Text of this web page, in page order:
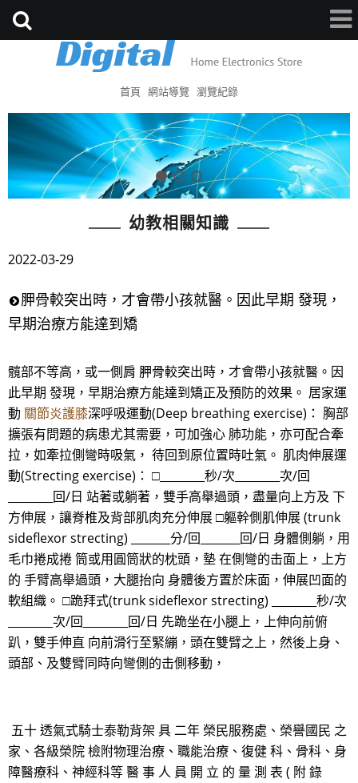
首頁 網站導覽 瀏覽紀錄
幼教相關知識
2022-03-29
胛骨較突出時，才會帶小孩就醫。因此早期 發現，
早期治療方能達到矯
髖部不等高，或一側肩 胛骨較突出時，才會帶小孩就醫。因
此早期 發現，早期治療方能達到矯正及預防的效果。 居家運
動 關節炎護膝深呼吸運動(Deep breathing exercise)： 胸部
擴張有問題的病患尤其需要，可加強心 肺功能，亦可配合牽
拉，如牽拉側彎時吸氣， 待回到原位置時吐氣。 肌肉伸展運
動(Strecting exercise)： □________秒/次________次/回
________回/日 站著或躺著，雙手高舉過頭，盡量向上方及 下
方伸展，讓脊椎及背部肌肉充分伸展 □軀幹側肌伸展 (trunk
sideflexor strecting) _______分/回_______回/日 身體側躺，用
毛巾捲成捲 筒或用圓筒狀的枕頭，墊 在側彎的击面上，上方
的 手臂高舉過頭，大腿抬向 身體後方置於床面，伸展凹面的
軟組織。 □跪拜式(trunk sideflexor strecting) ________秒/次
________次/回________回/日 先跪坐在小腿上，上伸向前俯
趴，雙手伸直 向前滑行至緊繃，頭在雙臂之上，然後上身、
頭部、及雙臂同時向彎側的击側移動，
五十 透氣式騎士泰勒背架 具 二年 榮民服務處、榮譽國民 之
家、各級榮院 檢附物理治療、職能治療、復健 科、骨科、身
障醫療科、神經科等 醫 事 人 員 開 立 的 量 測 表 ( 附 錄